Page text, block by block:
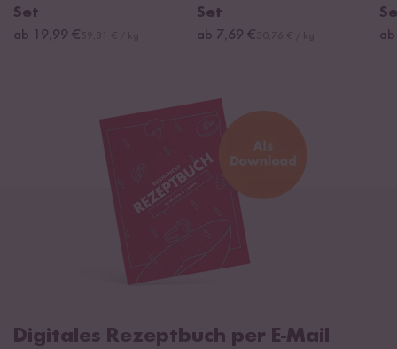
Set
ab 19,99 €
Set
ab 7,69 €
Digitales Rezeptbuch per E-Mail